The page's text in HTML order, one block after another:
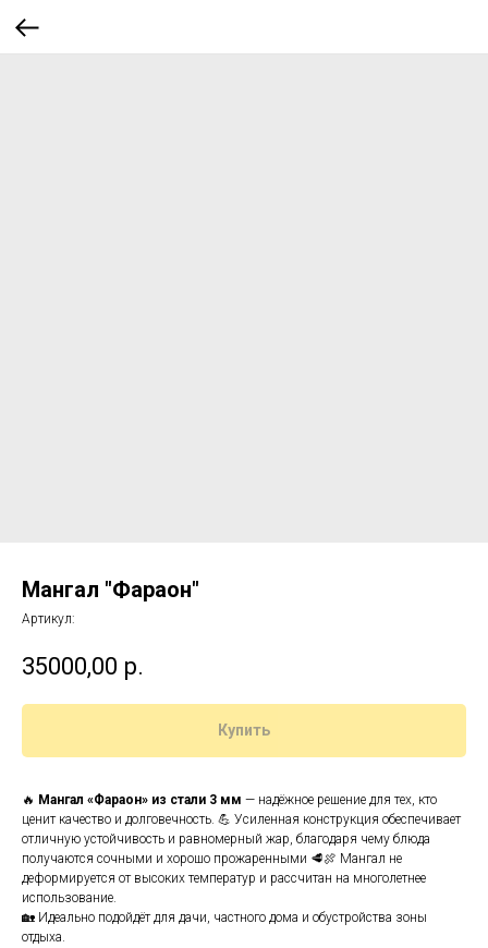
Мангал "Фараон"
Артикул:
35000,00 р.
Купить
🔥 Мангал «Фараон» из стали 3 мм — надёжное решение для тех, кто
ценит качество и долговечность. 💪 Усиленная конструкция обеспечивает
отличную устойчивость и равномерный жар, благодаря чему блюда
получаются сочными и хорошо прожаренными 🥩🍖 Мангал не
деформируется от высоких температур и рассчитан на многолетнее
использование.
🏡 Идеально подойдёт для дачи, частного дома и обустройства зоны
отдыха.